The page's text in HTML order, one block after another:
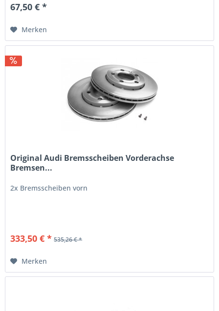
67,50 € *
Merken
Original Audi Bremsscheiben Vorderachse
Bremsen...
2x Bremsscheiben vorn
333,50 € * 535,26 € *
Merken